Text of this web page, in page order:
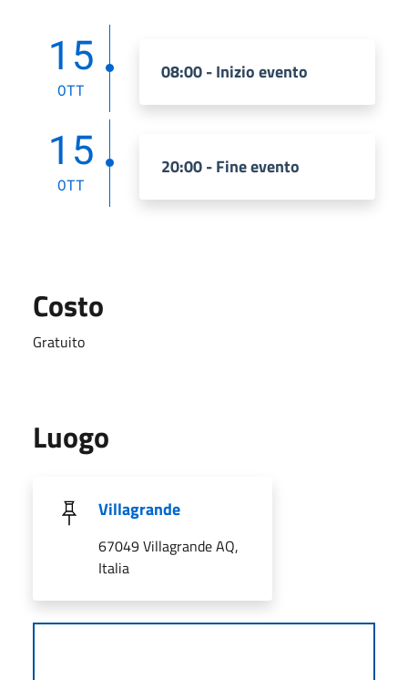
15
OTT
08:00 - Inizio evento
15
OTT
20:00 - Fine evento
Costo
Gratuito
Luogo
Villagrande
67049 Villagrande AQ,
Italia